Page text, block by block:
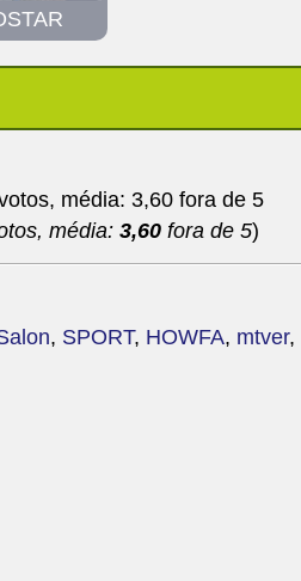
média: 3,60 fora de 5)
, SPORT, HOWFA, mtver,